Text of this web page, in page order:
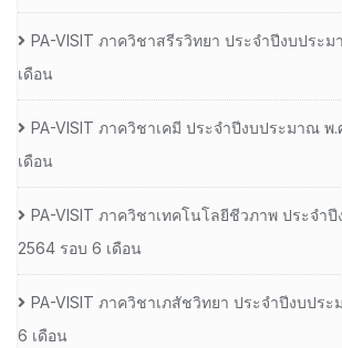
PA-VISIT ภาควิชาสรีรวิทยา ประจำปีงบประ
เดือน
PA-VISIT ภาควิชาเคมี ประจำปีงบประมาณ พ
เดือน
PA-VISIT ภาควิชาเทคโนโลยีชีวภาพ ประจำ
2564 รอบ 6 เดือน
PA-VISIT ภาควิชาเภสัชวิทยา ประจำปีงบปร
6 เดือน